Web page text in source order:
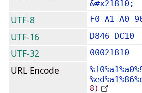
&#x21810;
UTF-8 F0 A1 A0
UTF-16 D846 DC10
UTF-32 00021810
URL Encode
8)